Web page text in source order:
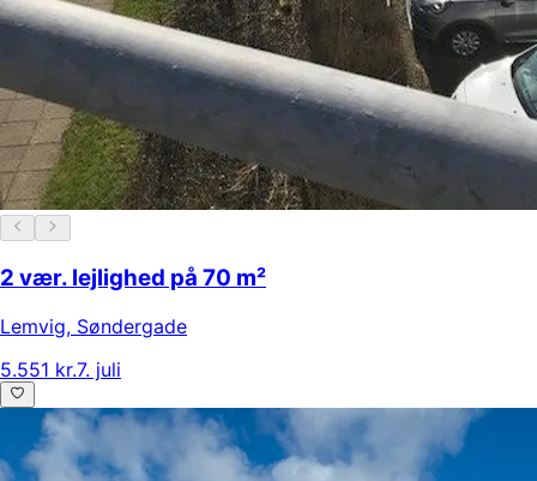
2 vær. lejlighed på 70 m²
Lemvig, Søndergade
5.551 kr.7. juli